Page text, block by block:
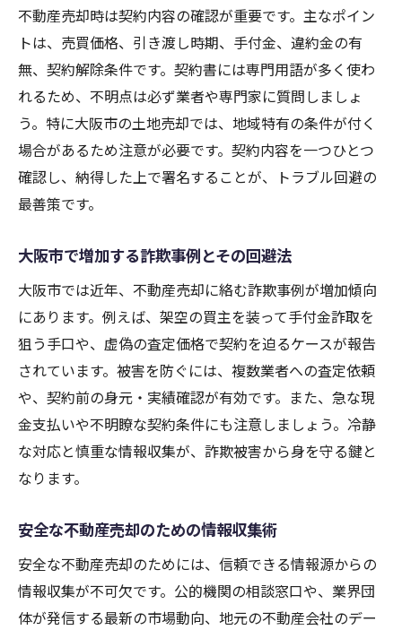
不動産売却時は契約内容の確認が重要です。主なポイン
トは、売買価格、引き渡し時期、手付金、違約金の有
無、契約解除条件です。契約書には専門用語が多く使わ
れるため、不明点は必ず業者や専門家に質問しましょ
う。特に大阪市の土地売却では、地域特有の条件が付く
場合があるため注意が必要です。契約内容を一つひとつ
確認し、納得した上で署名することが、トラブル回避の
最善策です。
大阪市で増加する詐欺事例とその回避法
大阪市では近年、不動産売却に絡む詐欺事例が増加傾向
にあります。例えば、架空の買主を装って手付金詐取を
狙う手口や、虚偽の査定価格で契約を迫るケースが報告
されています。被害を防ぐには、複数業者への査定依頼
や、契約前の身元・実績確認が有効です。また、急な現
金支払いや不明瞭な契約条件にも注意しましょう。冷静
な対応と慎重な情報収集が、詐欺被害から身を守る鍵と
なります。
安全な不動産売却のための情報収集術
安全な不動産売却のためには、信頼できる情報源からの
情報収集が不可欠です。公的機関の相談窓口や、業界団
体が発信する最新の市場動向、地元の不動産会社のデー